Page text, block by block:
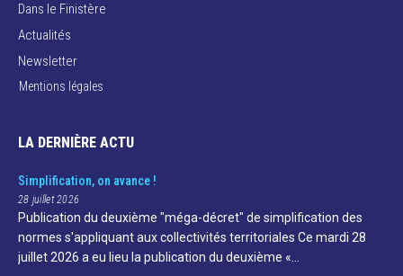
Dans le Finistère
Actualités
Newsletter
Mentions légales
LA DERNIÈRE ACTU
Simplification, on avance !
28 juillet 2026
Publication du deuxième "méga-décret" de simplification des
normes s'appliquant aux collectivités territoriales Ce mardi 28
juillet 2026 a eu lieu la publication du deuxième «…